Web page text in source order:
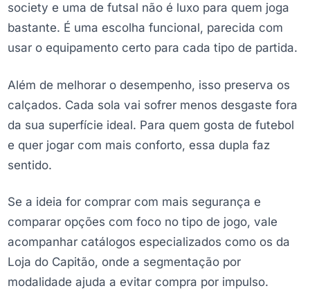
society e uma de futsal não é luxo para quem joga
bastante. É uma escolha funcional, parecida com
usar o equipamento certo para cada tipo de partida.
Além de melhorar o desempenho, isso preserva os
calçados. Cada sola vai sofrer menos desgaste fora
da sua superfície ideal. Para quem gosta de futebol
e quer jogar com mais conforto, essa dupla faz
sentido.
Se a ideia for comprar com mais segurança e
comparar opções com foco no tipo de jogo, vale
acompanhar catálogos especializados como os da
Loja do Capitão, onde a segmentação por
modalidade ajuda a evitar compra por impulso.